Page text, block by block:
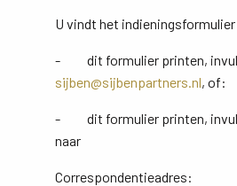
U vindt het indieningsformulier
- dit formulier printen,
sijben@sijbenpartners.nl, of:
- dit formulier printen,
naar
Correspondentieadres: